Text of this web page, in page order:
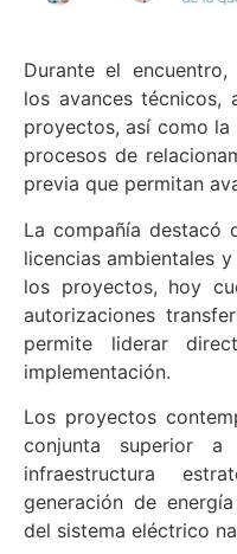
Durante el
los avances técnicos,
proyectos, así como
procesos de
previa que permitan
La compañía destacó
licencias ambientales
los proyectos, hoy
autorizaciones
permite liderar
implementación.
Los proyectos
conjunta superior
infraestructura
generación de
del sistema eléctrico